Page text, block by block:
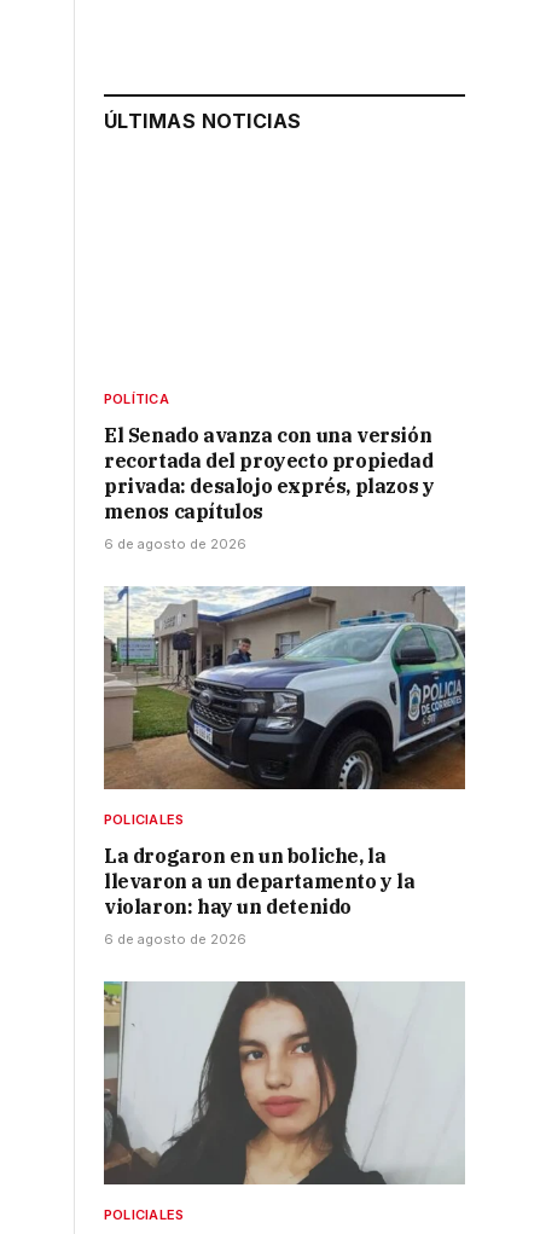
ÚLTIMAS NOTICIAS
POLÍTICA
El Senado avanza con una versión
recortada del proyecto propiedad
privada: desalojo exprés, plazos y
menos capítulos
6 de agosto de 2026
POLICIALES
La drogaron en un boliche, la
llevaron a un departamento y la
violaron: hay un detenido
6 de agosto de 2026
POLICIALES